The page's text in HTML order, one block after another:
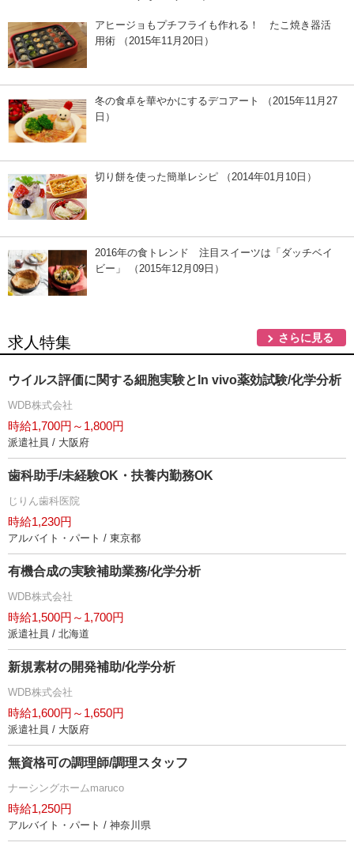
アヒージョもプチフライも作れる！ たこ焼き器活
用術 （2015年11月20日）
冬の食卓を華やかにするデコアート （2015年11月27
日）
切り餅を使った簡単レシピ （2014年01月10日）
2016年の食トレンド 注目スイーツは「ダッチベイ
ビー」 （2015年12月09日）
求人特集 さらに見る
ウイルス評価に関する細胞実験とIn vivo薬効試験/化学分析
WDB株式会社
時給1,700円～1,800円
派遣社員 / 大阪府
歯科助手/未経験OK・扶養内勤務OK
じりん歯科医院
時給1,230円
アルバイト・パート / 東京都
有機合成の実験補助業務/化学分析
WDB株式会社
時給1,500円～1,700円
派遣社員 / 北海道
新規素材の開発補助/化学分析
WDB株式会社
時給1,600円～1,650円
派遣社員 / 大阪府
無資格可の調理師/調理スタッフ
ナーシングホームmaruco
時給1,250円
アルバイト・パート / 神奈川県